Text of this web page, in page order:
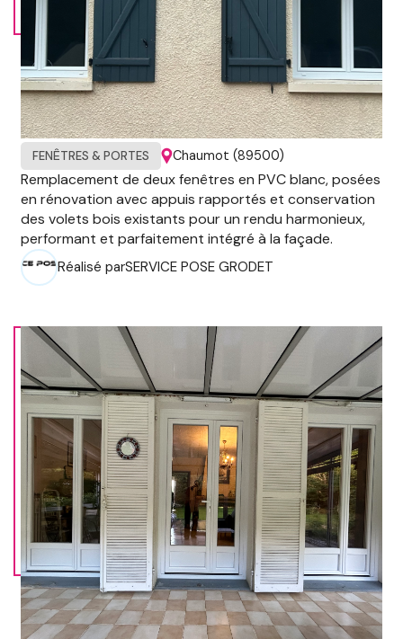
FENÊTRES & PORTES Chaumot (89500)
Remplacement de deux fenêtres en PVC blanc, posées
en rénovation avec appuis rapportés et conservation
des volets bois existants pour un rendu harmonieux,
performant et parfaitement intégré à la façade.
Réalisé parSERVICE POSE GRODET